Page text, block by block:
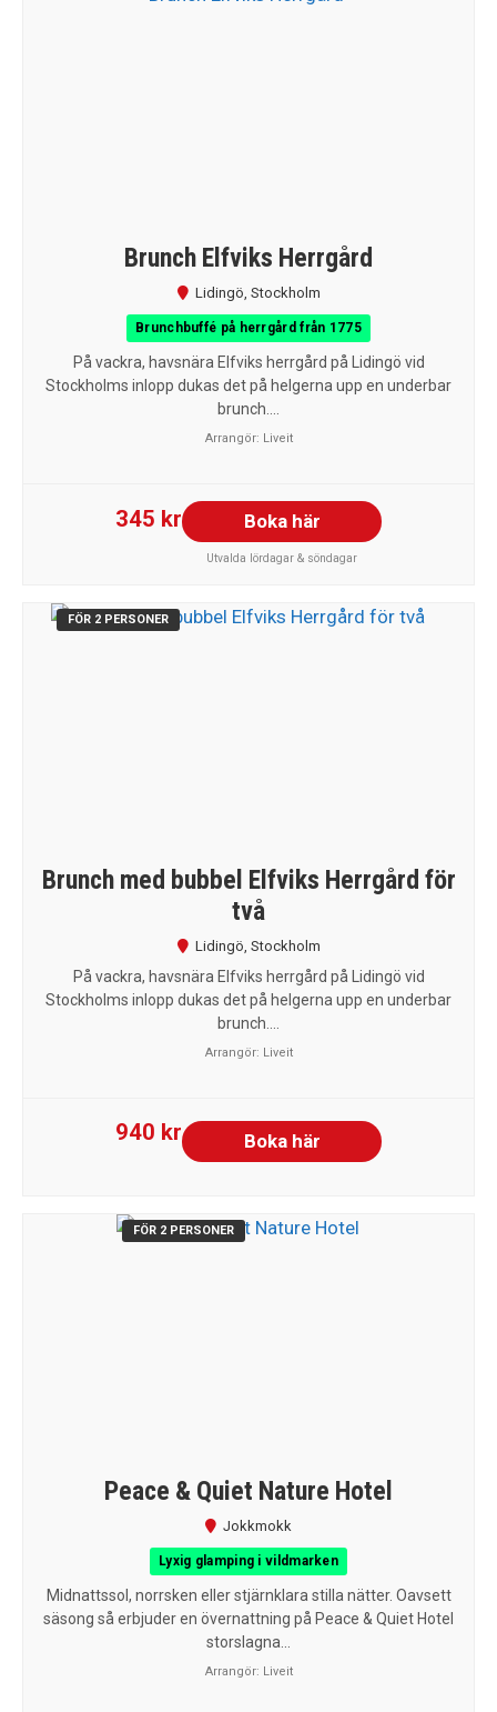
Brunch Elfviks Herrgård
Lidingö Stockholm
Brunchbuffé på herrgård från 1775
På vackra, havsnära Elfviks herrgård på Lidingö vid
Stockholms inlopp dukas det på helgerna upp en underbar
brunch....
Arrangör: Liveit
345 kr Boka här
Utvalda lördagar & söndagar
FÖR 2 PERSONER
Brunch med bubbel Elfviks Herrgård för
två
Lidingö Stockholm
På vackra, havsnära Elfviks herrgård på Lidingö vid
Stockholms inlopp dukas det på helgerna upp en underbar
brunch....
Arrangör: Liveit
940 kr Boka här
FÖR 2 PERSONER
Peace & Quiet Nature Hotel
Jokkmokk
Lyxig glamping i vildmarken
Midnattssol, norrsken eller stjärnklara stilla nätter. Oavsett
säsong så erbjuder en övernattning på Peace & Quiet Hotel
storslagna...
Arrangör: Liveit